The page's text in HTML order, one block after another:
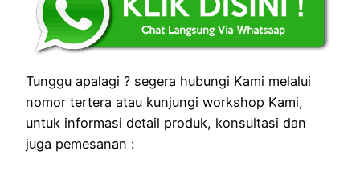
Tunggu apalagi ? segera hubungi Kami melalui
nomor tertera atau kunjungi workshop Kami,
untuk informasi detail produk, konsultasi dan
juga pemesanan :